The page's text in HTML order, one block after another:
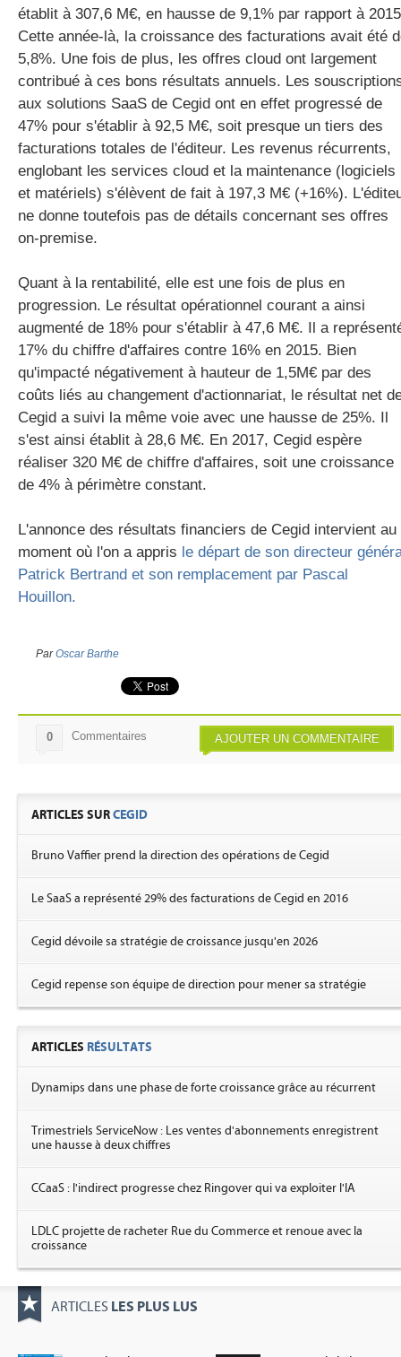
établit à 307,6 M€, en hausse de 9,1% par rapport à
Cette année-là, la croissance des facturations avait été
5,8%. Une fois de plus, les offres cloud ont largement
contribué à ces bons résultats annuels. Les
aux solutions SaaS de Cegid ont en effet progressé de
47% pour s'établir à 92,5 M€, soit presque un tiers des
facturations totales de l'éditeur. Les revenus récurrents,
englobant les services cloud et la maintenance (logiciels
et matériels) s'élèvent de fait à 197,3 M€ (+16%).
ne donne toutefois pas de détails concernant ses offres
on-premise.
Quant à la rentabilité, elle est une fois de plus en
progression. Le résultat opérationnel courant a ainsi
augmenté de 18% pour s'établir à 47,6 M€. Il a
17% du chiffre d'affaires contre 16% en 2015. Bien
qu'impacté négativement à hauteur de 1,5M€ par des
coûts liés au changement d'actionnariat, le résultat net
Cegid a suivi la même voie avec une hausse de 25%. Il
s'est ainsi établit à 28,6 M€. En 2017, Cegid espère
réaliser 320 M€ de chiffre d'affaires, soit une croissance
de 4% à périmètre constant.
L'annonce des résultats financiers de Cegid intervient au
moment où l'on a appris le départ de son directeur
Patrick Bertrand et son remplacement par Pascal
Houillon.
ParOscar Barthe
AJOUTER UN COMMENTAIRE
0 Commentaires
ARTICLES SURCEGID
Bruno Vaffier prend la direction des opérations de Cegid
Le SaaS a représenté 29% des facturations de Cegid en 2016
Cegid dévoile sa stratégie de croissance jusqu'en 2026
Cegid repense son équipe de direction pour mener sa stratégie
ARTICLES RÉSULTATS
Dynamips dans une phase de forte croissance grâce au récurrent
Trimestriels ServiceNow : Les ventes d'abonnements enregistrent
une hausse à deux chiffres
CCaaS : l'indirect progresse chez Ringover qui va exploiter l'IA
LDLC projette de racheter Rue du Commerce et renoue avec la
croissance
ARTICLES LES PLUS LUS